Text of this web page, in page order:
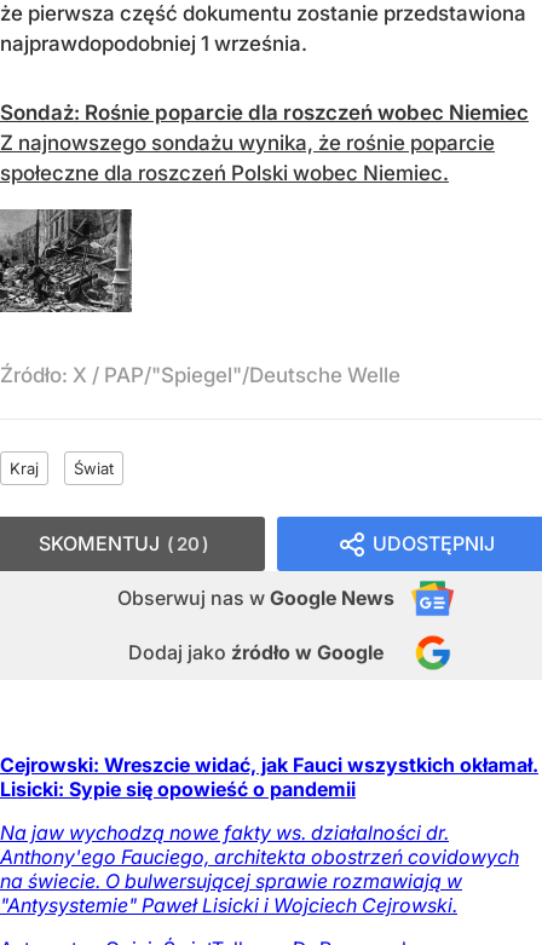
że pierwsza część dokumentu zostanie przedstawiona
najprawdopodobniej 1 września.
Sondaż: Rośnie poparcie dla roszczeń wobec Niemiec
Z najnowszego sondażu wynika, że rośnie poparcie
społeczne dla roszczeń Polski wobec Niemiec.
Źródło: X / PAP/"Spiegel"/Deutsche Welle
Kraj Świat
UDOSTĘPNIJ
Obserwuj nas w Google News
Dodaj jako źródło w Google
SKOMENTUJ 20
Cejrowski: Wreszcie widać, jak Fauci wszystkich okłamał.
Lisicki: Sypie się opowieść o pandemii
Na jaw wychodzą nowe fakty ws. działalności dr.
Anthony'ego Fauciego, architekta obostrzeń covidowych
na świecie. O bulwersującej sprawie rozmawiają w
"Antysystemie" Paweł Lisicki i Wojciech Cejrowski.